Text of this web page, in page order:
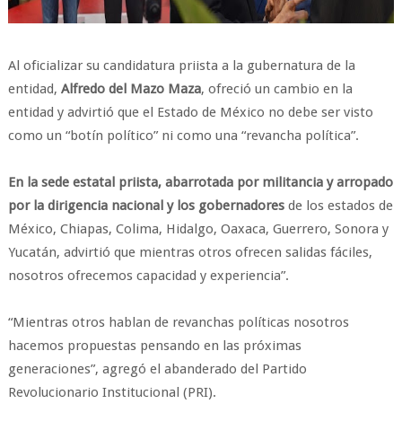
Al oficializar su candidatura priista a la gubernatura de la
entidad, Alfredo del Mazo Maza, ofreció un cambio en la
entidad y advirtió que el Estado de México no debe ser visto
como un “botín político” ni como una “revancha política”.
En la sede estatal priista, abarrotada por militancia y arropado
por la dirigencia nacional y los gobernadoresde los estados de
México, Chiapas, Colima, Hidalgo, Oaxaca, Guerrero, Sonora y
Yucatán, advirtió que mientras otros ofrecen salidas fáciles,
nosotros ofrecemos capacidad y experiencia”.
“Mientras otros hablan de revanchas políticas nosotros
hacemos propuestas pensando en las próximas
generaciones”, agregó el abanderado del Partido
Revolucionario Institucional (PRI).